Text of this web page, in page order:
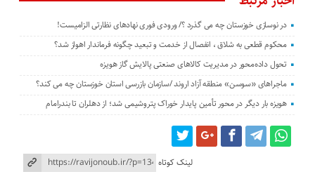
در نوسازی خوزستان چه می گذرد ؟/ ورودی فوری نهادهای نظارتی الزامیست!
محکوم قطعی به شلاق ، انفصال از خدمت و تبعید چگونه فرماندار اهواز شد؟
تحول داده‌محور در مدیریت کالاهای صنعتی پالایش گاز هویزه
ماجراهای «سوسن» منطقه آزاد اروند /سازمان بازرسی استان خوزستان چه می کند؟
هویزه بار دیگر در محور تأمین پایدار خوراک پتروشیمی شد؛ از دهلران تا بندرامام
لینک کوتاه